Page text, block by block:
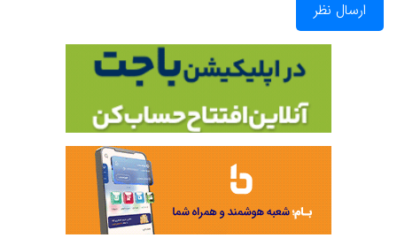
ارسال نظر